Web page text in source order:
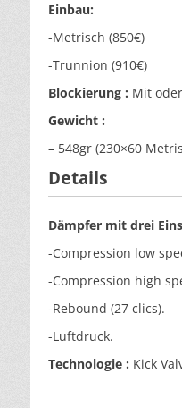
Einbau:
-Metrisch (850€)
-Trunnion (910€)
Blockierung : Mit
Gewicht :
– 548gr (230×60
Details
Dämpfer mit drei
-Compression low
-Compression high
-Rebound (27 clics).
-Luftdruck.
Technologie : Kick